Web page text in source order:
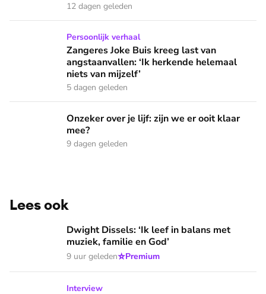
12 dagen geleden
Zangeres Joke Buis kreeg last van angstaanvallen: ‘Ik
Persoonlijk verhaal
Zangeres Joke Buis kreeg last van
angstaanvallen: ‘Ik herkende helemaal
niets van mijzelf’
5 dagen geleden
Onzeker over je lijf: zijn we er ooit klaar mee?
Onzeker over je lijf: zijn we er ooit klaar
mee?
9 dagen geleden
Lees ook
Dwight Dissels: ‘Ik leef in balans met muziek, familie en
Dwight Dissels: ‘Ik leef in balans met
muziek, familie en God’
9 uur geleden⭐Premium
Daniëlle van Grondelle werd het eerste curvy topmodel
Interview